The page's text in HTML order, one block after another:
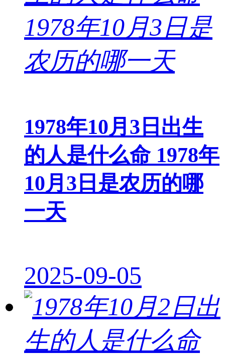
1978年10月3日出生
的人是什么命 1978年
10月3日是农历的哪
一天
2025-09-05